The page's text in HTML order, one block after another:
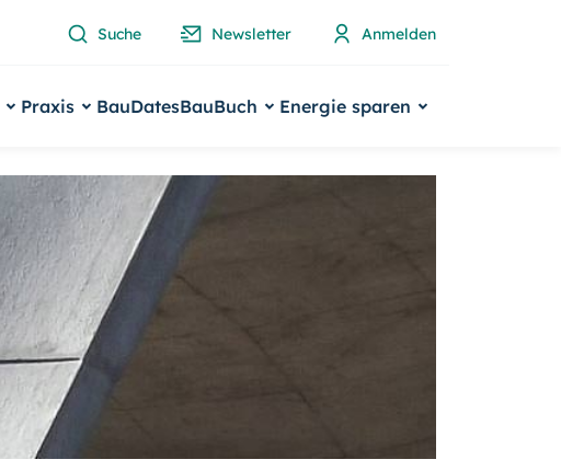
Suche Newsletter Anmelden
Praxis BauDatesBauBuch Energie sparen